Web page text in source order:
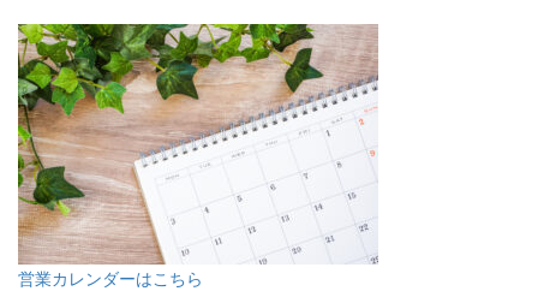
営業カレンダーはこちら